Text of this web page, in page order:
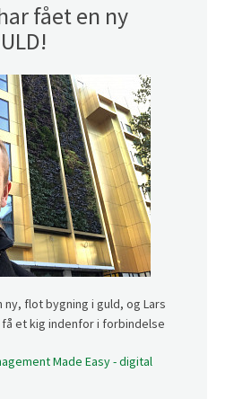
fået en ny
ny, flot bygning i guld, og Lars
et kig indenfor i forbindelse
Made Easy - digital